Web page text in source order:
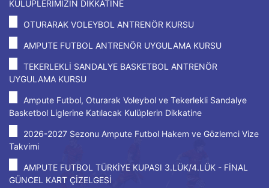
KULÜPLERİMİZİN DİKKATİNE
OTURARAK VOLEYBOL ANTRENÖR KURSU
AMPUTE FUTBOL ANTRENÖR UYGULAMA KURSU
TEKERLEKLİ SANDALYE BASKETBOL ANTRENÖR
UYGULAMA KURSU
Ampute Futbol, Oturarak Voleybol ve Tekerlekli Sandalye
Basketbol Liglerine Katılacak Kulüplerin Dikkatine
2026-2027 Sezonu Ampute Futbol Hakem ve Gözlemci Vize
Takvimi
AMPUTE FUTBOL TÜRKİYE KUPASI 3.LÜK/4.LÜK - FİNAL
GÜNCEL KART ÇİZELGESİ